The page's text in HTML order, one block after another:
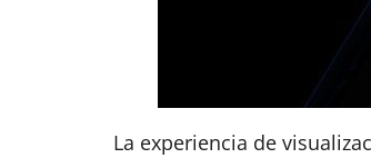
La experiencia de